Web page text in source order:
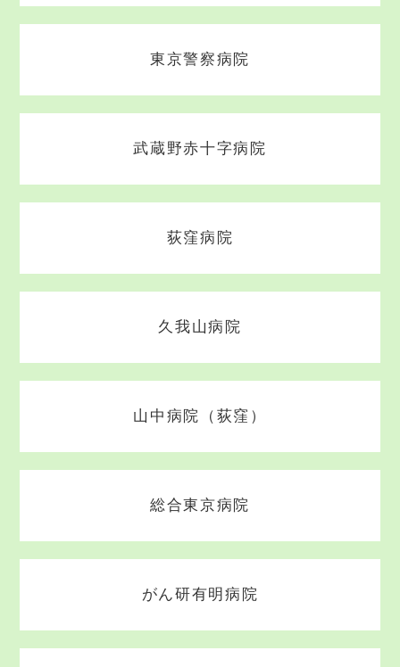
東京警察病院
武蔵野赤十字病院
荻窪病院
久我山病院
山中病院（荻窪）
総合東京病院
がん研有明病院